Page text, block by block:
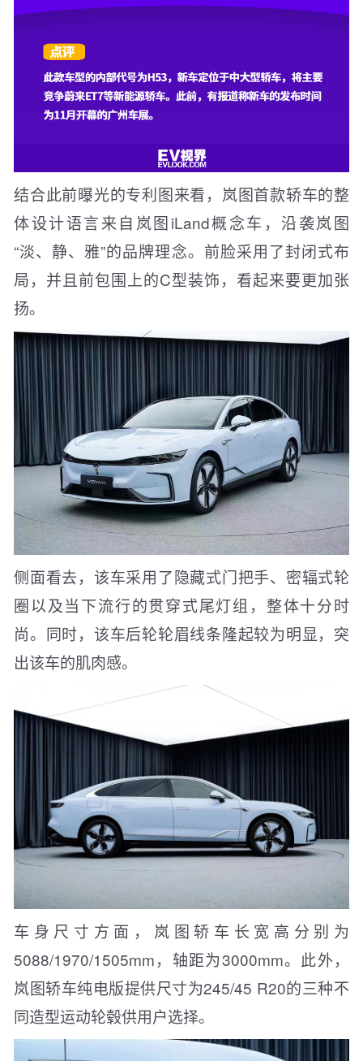
结合此前曝光的专利图来看，岚图首款轿车的整
体设计语言来自岚图iLand概念车，沿袭岚图
“淡、静、雅”的品牌理念。前脸采用了封闭式布
局，并且前包围上的C型装饰，看起来要更加张
扬。
侧面看去，该车采用了隐藏式门把手、密辐式轮
圈以及当下流行的贯穿式尾灯组，整体十分时
尚。同时，该车后轮轮眉线条隆起较为明显，突
出该车的肌肉感。
车身尺寸方面，岚图轿车长宽高分别为
5088/1970/1505mm，轴距为3000mm。此外，
岚图轿车纯电版提供尺寸为245/45 R20的三种不
同造型运动轮毂供用户选择。